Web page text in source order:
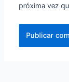
próxima vez